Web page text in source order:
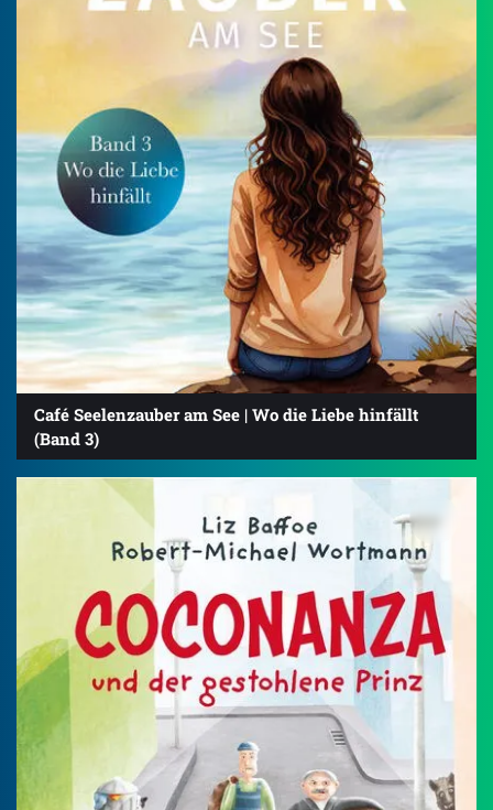
Café Seelenzauber am See | Wo die Liebe hinfällt
(Band 3)